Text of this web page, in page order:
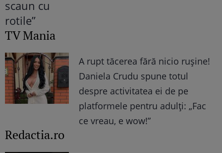
TV Mania
A rupt tăcerea fără nicio rușine!
Daniela Crudu spune totul
despre activitatea ei de pe
platformele pentru adulți: „Fac
ce vreau, e wow!”
Redactia.ro